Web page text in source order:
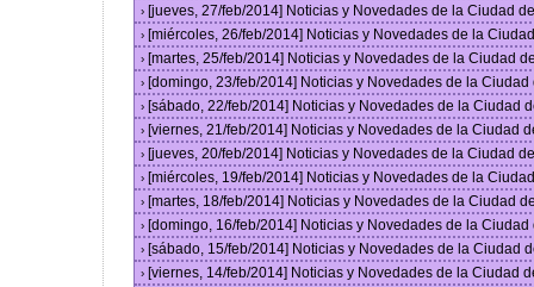
› [jueves, 27/feb/2014] Noticias y Novedades de la Ciudad
› [miércoles, 26/feb/2014] Noticias y Novedades de la
› [martes, 25/feb/2014] Noticias y Novedades de la Ciudad
› [domingo, 23/feb/2014] Noticias y Novedades de la
› [sábado, 22/feb/2014] Noticias y Novedades de la Ciudad
› [viernes, 21/feb/2014] Noticias y Novedades de la Ciudad
› [jueves, 20/feb/2014] Noticias y Novedades de la Ciudad
› [miércoles, 19/feb/2014] Noticias y Novedades de la
› [martes, 18/feb/2014] Noticias y Novedades de la Ciudad
› [domingo, 16/feb/2014] Noticias y Novedades de la
› [sábado, 15/feb/2014] Noticias y Novedades de la Ciudad
› [viernes, 14/feb/2014] Noticias y Novedades de la Ciudad